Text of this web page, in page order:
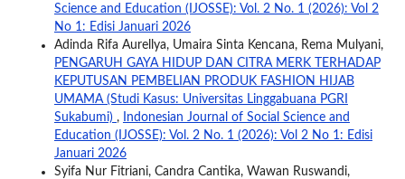
Science and Education (IJOSSE): Vol. 2 No. 1 (2026): Vol 2
No 1: Edisi Januari 2026
Adinda Rifa Aurellya, Umaira Sinta Kencana, Rema Mulyani,
PENGARUH GAYA HIDUP DAN CITRA MERK TERHADAP
KEPUTUSAN PEMBELIAN PRODUK FASHION HIJAB
UMAMA (Studi Kasus: Universitas Linggabuana PGRI
Sukabumi) ,
Indonesian Journal of Social Science and
Education (IJOSSE): Vol. 2 No. 1 (2026): Vol 2 No 1: Edisi
Januari 2026
Syifa Nur Fitriani, Candra Cantika, Wawan Ruswandi,